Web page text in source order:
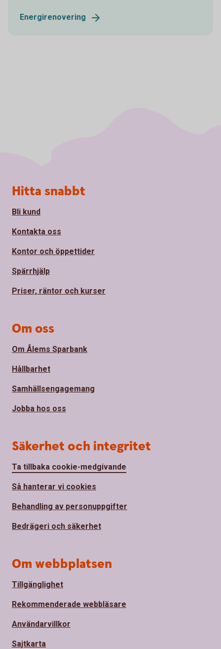
Energirenovering
Sidfot
Hitta snabbt
Bli kund
Kontakta oss
Kontor och öppettider
Spärrhjälp
Priser, räntor och kurser
Om oss
Om Ålems Sparbank
Hållbarhet
Samhällsengagemang
Jobba hos oss
Säkerhet och integritet
Ta tillbaka cookie-medgivande
Så hanterar vi cookies
Behandling av personuppgifter
Bedrägeri och säkerhet
Om webbplatsen
Tillgänglighet
Rekommenderade webbläsare
Användarvillkor
Sajtkarta